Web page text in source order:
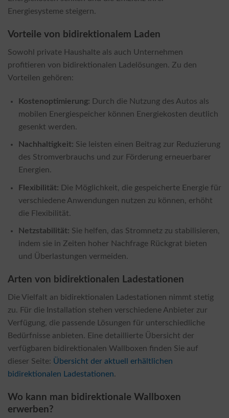
Energiesysteme steigern.
Vorteile von bidirektionalem Laden
Sowohl private Haushalte als auch Unternehmen
profitieren von bidirektionalen Ladelösungen. Zu den
Vorteilen gehören:
Kostenoptimierung: Durch die Nutzung des Autos als
mobilen Energiespeicher können Energiekosten deutlich
gesenkt werden.
Nachhaltigkeit: Sie leisten einen Beitrag zur Reduzierung
des Stromverbrauchs und zur Förderung erneuerbarer
Energien.
Flexibilität: Die Möglichkeit, die gespeicherte Energie für
verschiedene Anwendungen nutzen zu können, erhöht
die Flexibilität.
Netzstabilität: Sie helfen, das Stromnetz zu stabilisieren,
indem sie in Zeiten hoher Nachfrage Rückgrat bieten
und Überlastungen vermeiden.
Arten von bidirektionalen Ladestationen
Die Vielfalt an bidirektionalen Ladestationen nimmt stetig
zu. Für die Installation stehen verschiedene Anbieter zur
Verfügung, die passende Lösungen für unterschiedliche
Bedürfnisse anbieten. Eine detaillierte Übersicht der
verfügbaren bidirektionalen Wallboxen finden Sie auf
dieser Seite: Übersicht der aktuell erhältlichen
bidirektionalen Ladestationen.
Wo kann man bidirektionale Wallboxen
erwerben?